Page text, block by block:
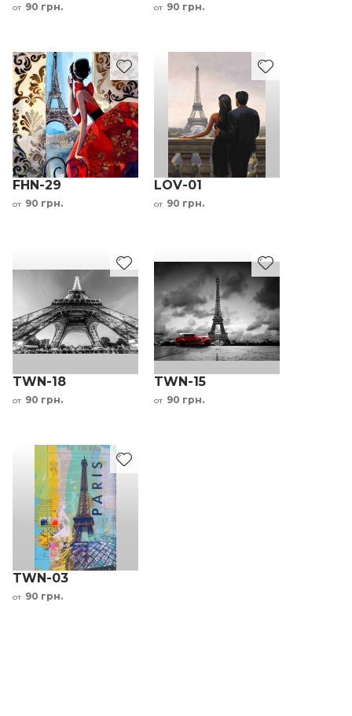
от 90 грн. от 90 грн.
FHN-29
от 90 грн.
LOV-01
от 90 грн.
TWN-18
от 90 грн.
TWN-15
от 90 грн.
TWN-03
от 90 грн.